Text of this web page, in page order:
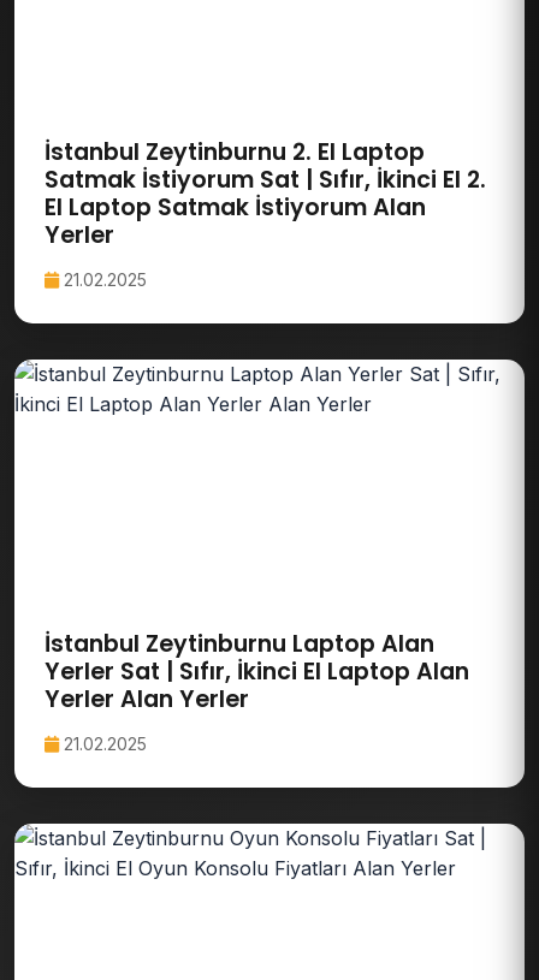
İstanbul Zeytinburnu 2. El Laptop
Satmak İstiyorum Sat | Sıfır, İkinci El 2.
El Laptop Satmak İstiyorum Alan
Yerler
21.02.2025
İstanbul Zeytinburnu Laptop Alan
Yerler Sat | Sıfır, İkinci El Laptop Alan
Yerler Alan Yerler
21.02.2025